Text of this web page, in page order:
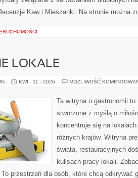
Kaw i Mieszanki. Na stronie można
LOKALE
KWI - 11 - 2026 MOŻLIWOŚĆ
Ta witryna o gastronomii
stworzone z myślą o
koncentruje się na
różnych krajów. Witryna
świata, restauracyjnych
kulisach pracy lokali.
przestrzeń dla osób, które chcą odkrywać